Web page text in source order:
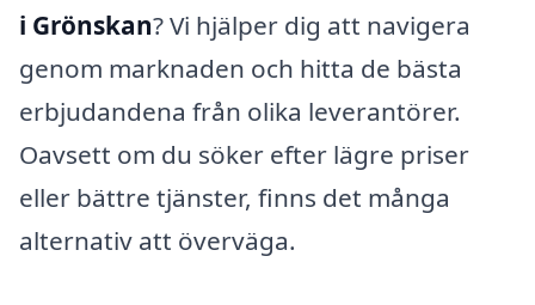
i Grönskan? Vi hjälper dig att navigera
genom marknaden och hitta de bästa
erbjudandena från olika leverantörer.
Oavsett om du söker efter lägre priser
eller bättre tjänster, finns det många
alternativ att överväga.